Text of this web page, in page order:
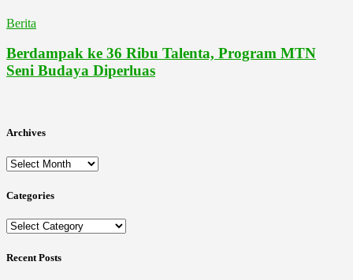
Berita
Berdampak ke 36 Ribu Talenta, Program MTN
Seni Budaya Diperluas
Archives
Archives
Categories
Categories
Recent Posts